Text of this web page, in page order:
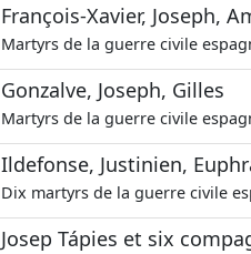
François-Xavier, Joseph,
Martyrs de la guerre civile
Gonzalve, Joseph, Gilles
Martyrs de la guerre civile
Ildefonse, Justinien,
Dix martyrs de la guerre civile
Josep Tápies et six